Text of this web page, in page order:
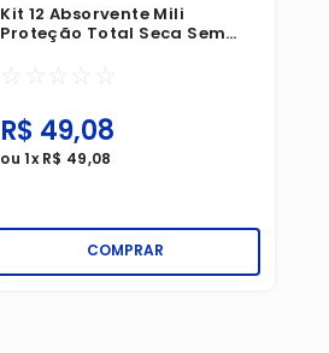
Kit 12 Absorvente Mili
Proteção Total Seca Sem
☆ ☆ ☆ ☆ ☆
R$ 49,08
ou1xR$ 49,08
COMPRAR